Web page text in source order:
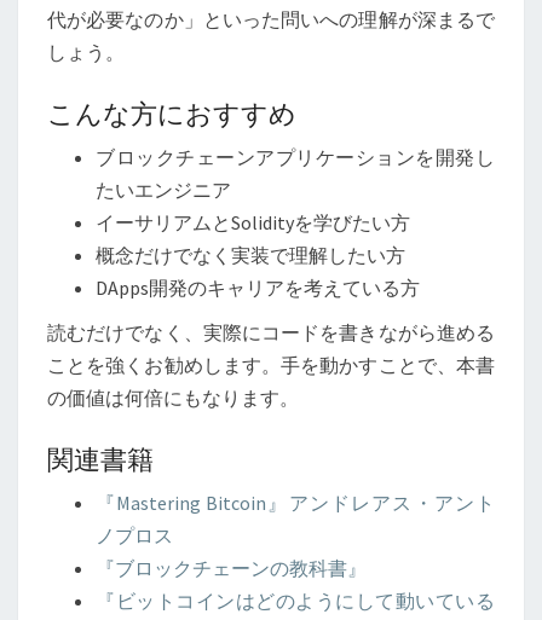
代が必要なのか」といった問いへの理解が深まるで
しょう。
こんな方におすすめ
ブロックチェーンアプリケーションを開発し
たいエンジニア
イーサリアムとSolidityを学びたい方
概念だけでなく実装で理解したい方
DApps開発のキャリアを考えている方
読むだけでなく、実際にコードを書きながら進める
ことを強くお勧めします。手を動かすことで、本書
の価値は何倍にもなります。
関連書籍
『Mastering Bitcoin』アンドレアス・アント
ノプロス
『ブロックチェーンの教科書』
『ビットコインはどのようにして動いている